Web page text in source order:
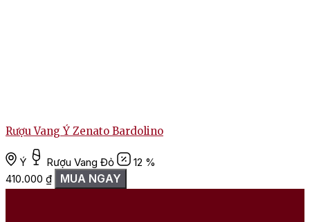
Rượu Vang Ý Zenato Bardolino
Ý Rượu Vang Đỏ
12 %
410.000 ₫ MUA NGAY